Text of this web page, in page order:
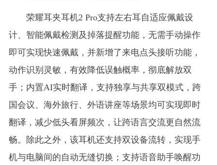
荣耀耳夹耳机2 Pro支持左右耳自适应佩戴设
计、智能佩戴检测及掉落提醒功能，无需手动操作
即可实现快速佩戴，并新增了来电点头接听功能，
动作识别灵敏，有效降低误触概率，彻底解放双
手；内置AI实时翻译，支持独享与共享双模式，跨
国会议、海外旅行、外语讲座等场景均可实现即时
翻译，减少低头看屏频次，让跨语言交流更自然流
畅。除此之外，该耳机还支持双设备流转，实现手
机与电脑间的自动无缝切换；支持语音助手唤醒功